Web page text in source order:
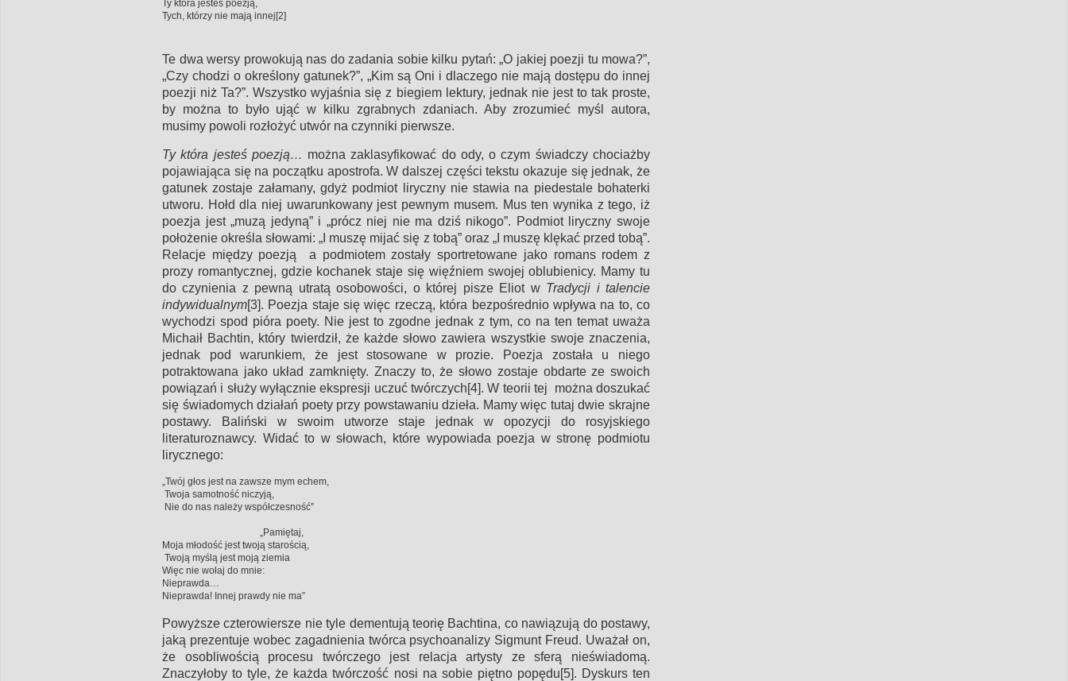
Ty która jesteś poezją,
Tych, którzy nie mają innej[2]
Te dwa wersy prowokują nas do zadania sobie kilku pytań: „O jakiej poezji tu mowa?”,
„Czy chodzi o określony gatunek?”, „Kim są Oni i dlaczego nie mają dostępu do innej
poezji niż Ta?”. Wszystko wyjaśnia się z biegiem lektury, jednak nie jest to tak proste,
by można to było ująć w kilku zgrabnych zdaniach. Aby zrozumieć myśl autora,
musimy powoli rozłożyć utwór na czynniki pierwsze.
Ty która jesteś poezją… można zaklasyfikować do ody, o czym świadczy chociażby
pojawiająca się na początku apostrofa. W dalszej części tekstu okazuje się jednak, że
gatunek zostaje załamany, gdyż podmiot liryczny nie stawia na piedestale bohaterki
utworu. Hołd dla niej uwarunkowany jest pewnym musem. Mus ten wynika z tego, iż
poezja jest „muzą jedyną” i „prócz niej nie ma dziś nikogo”. Podmiot liryczny swoje
położenie określa słowami: „I muszę mijać się z tobą” oraz „I muszę klękać przed tobą”.
Relacje między poezją a podmiotem zostały sportretowane jako romans rodem z
prozy romantycznej, gdzie kochanek staje się więźniem swojej oblubienicy. Mamy tu
do czynienia z pewną utratą osobowości, o której pisze Eliot w Tradycji i talencie
indywidualnym[3]. Poezja staje się więc rzeczą, która bezpośrednio wpływa na to, co
wychodzi spod pióra poety. Nie jest to zgodne jednak z tym, co na ten temat uważa
Michaił Bachtin, który twierdził, że każde słowo zawiera wszystkie swoje znaczenia,
jednak pod warunkiem, że jest stosowane w prozie. Poezja została u niego
potraktowana jako układ zamknięty. Znaczy to, że słowo zostaje obdarte ze swoich
powiązań i służy wyłącznie ekspresji uczuć twórczych[4]. W teorii tej można doszukać
się świadomych działań poety przy powstawaniu dzieła. Mamy więc tutaj dwie skrajne
postawy. Baliński w swoim utworze staje jednak w opozycji do rosyjskiego
literaturoznawcy. Widać to w słowach, które wypowiada poezja w stronę podmiotu
lirycznego:
„Twój głos jest na zawsze mym echem,
Twoja samotność niczyją,
Nie do nas należy współczesność”
„Pamiętaj,
Moja młodość jest twoją starością,
Twoją myślą jest moją ziemia
Więc nie wołaj do mnie:
Nieprawda…
Nieprawda! Innej prawdy nie ma”
Powyższe czterowiersze nie tyle dementują teorię Bachtina, co nawiązują do postawy,
jaką prezentuje wobec zagadnienia twórca psychoanalizy Sigmunt Freud. Uważał on,
że osobliwością procesu twórczego jest relacja artysty ze sferą nieświadomą.
Znaczyłoby to tyle, że każda twórczość nosi na sobie piętno popędu[5]. Dyskurs ten